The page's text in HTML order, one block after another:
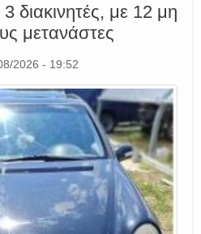
διακινητές, με 12 μη
μετανάστες
2026 - 19:52